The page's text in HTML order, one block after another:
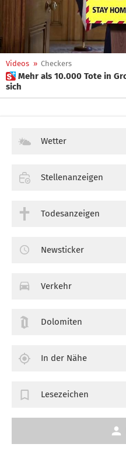
Videos » Checkers
 Mehr als 10.000 Tote in Großbritannien, Johnson erholt
sich
Wetter
Stellenanzeigen
Todesanzeigen
Newsticker
Verkehr
Dolomiten
In der Nähe
Lesezeichen